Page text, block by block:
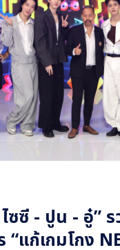
ซี - ปูน - อู๋”
แก้เกมโกง